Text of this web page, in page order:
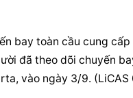
bay toàn cầu cung
đã theo dõi chuyến
vào ngày 3/9.